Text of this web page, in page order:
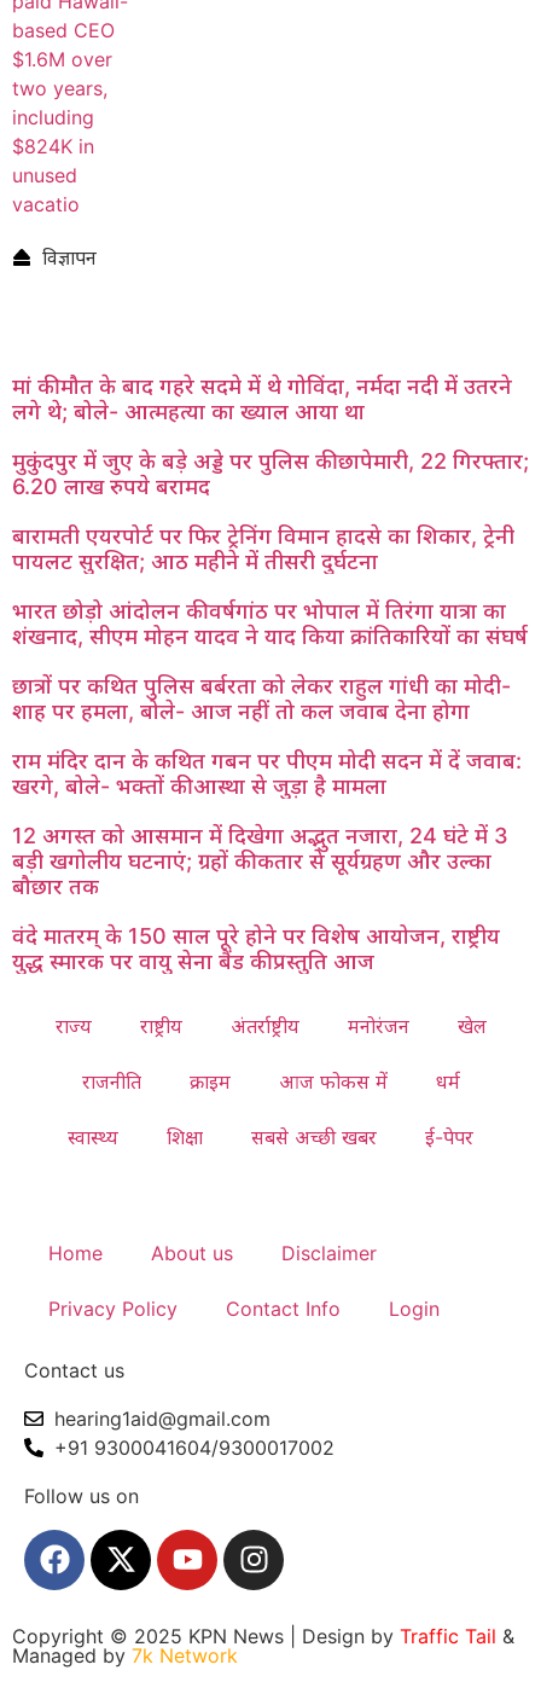
विज्ञापन
मां की मौत के बाद गहरे सदमे में थे गोविंदा, नर्मदा नदी में उतरने
लगे थे; बोले- आत्महत्या का ख्याल आया था
मुकुंदपुर में जुए के बड़े अड्डे पर पुलिस की छापेमारी, 22 गिरफ्तार;
6.20 लाख रुपये बरामद
बारामती एयरपोर्ट पर फिर ट्रेनिंग विमान हादसे का शिकार, ट्रेनी
पायलट सुरक्षित; आठ महीने में तीसरी दुर्घटना
भारत छोड़ो आंदोलन की वर्षगांठ पर भोपाल में तिरंगा यात्रा का
शंखनाद, सीएम मोहन यादव ने याद किया क्रांतिकारियों का संघर्ष
छात्रों पर कथित पुलिस बर्बरता को लेकर राहुल गांधी का मोदी-
शाह पर हमला, बोले- आज नहीं तो कल जवाब देना होगा
राम मंदिर दान के कथित गबन पर पीएम मोदी सदन में दें जवाब:
खरगे, बोले- भक्तों की आस्था से जुड़ा है मामला
12 अगस्त को आसमान में दिखेगा अद्भुत नजारा, 24 घंटे में 3
बड़ी खगोलीय घटनाएं; ग्रहों की कतार से सूर्यग्रहण और उल्का
बौछार तक
वंदे मातरम् के 150 साल पूरे होने पर विशेष आयोजन, राष्ट्रीय
युद्ध स्मारक पर वायु सेना बैंड की प्रस्तुति आज
राज्य राष्ट्रीय अंतर्राष्ट्रीय मनोरंजन खेल
राजनीति क्राइम आज फोकस में धर्म
स्वास्थ्य शिक्षा सबसे अच्छी खबर ई-पेपर
Home About us Disclaimer
Privacy Policy Contact Info Login
Contact us
hearing1aid@gmail.com
+91 9300041604/9300017002
Follow us on
Copyright © 2025 KPN News | Design by Traffic Tail &
Managed by 7k Network